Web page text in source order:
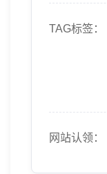
TAG标签：
网站认领：